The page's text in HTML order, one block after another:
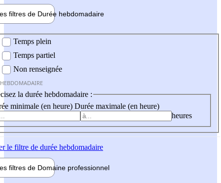
filtres de Durée hebdomadaire
Temps plein
Temps partiel
Non renseignée
la durée hebdomadaire :
minimale (en heure) Durée maximale (en heure)
heures
le filtre de durée hebdomadaire
filtres de Domaine professionnel